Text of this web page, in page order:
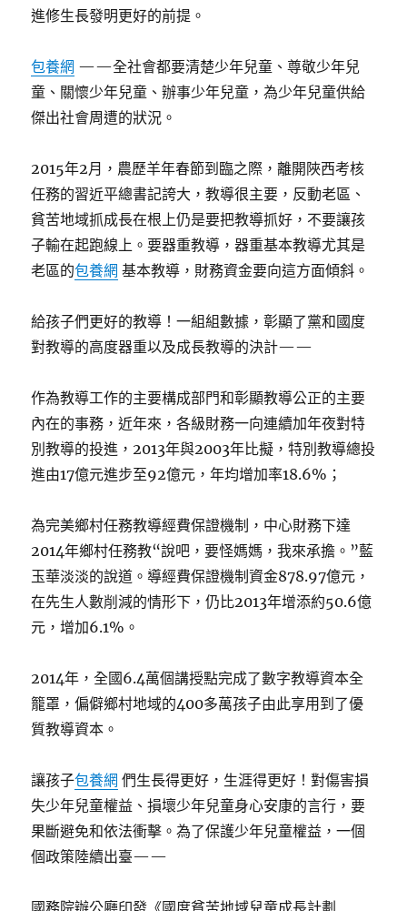
進修生長發明更好的前提。
包養網 ——全社會都要清楚少年兒童、尊敬少年兒
童、關懷少年兒童、辦事少年兒童，為少年兒童供給
傑出社會周遭的狀況。
2015年2月，農歷羊年春節到臨之際，離開陜西考核
任務的習近平總書記誇大，教導很主要，反動老區、
貧苦地域抓成長在根上仍是要把教導抓好，不要讓孩
子輸在起跑線上。要器重教導，器重基本教導尤其是
老區的包養網 基本教導，財務資金要向這方面傾斜。
給孩子們更好的教導！一組組數據，彰顯了黨和國度
對教導的高度器重以及成長教導的決計——
作為教導工作的主要構成部門和彰顯教導公正的主要
內在的事務，近年來，各級財務一向連續加年夜對特
別教導的投進，2013年與2003年比擬，特別教導總投
進由17億元進步至92億元，年均增加率18.6%；
為完美鄉村任務教導經費保證機制，中心財務下達
2014年鄉村任務教“說吧，要怪媽媽，我來承擔。”藍
玉華淡淡的說道。導經費保證機制資金878.97億元，
在先生人數削減的情形下，仍比2013年增添約50.6億
元，增加6.1%。
2014年，全國6.4萬個講授點完成了數字教導資本全
籠罩，偏僻鄉村地域的400多萬孩子由此享用到了優
質教導資本。
讓孩子包養網 們生長得更好，生涯得更好！對傷害損
失少年兒童權益、損壞少年兒童身心安康的言行，要
果斷避免和依法衝擊。為了保護少年兒童權益，一個
個政策陸續出臺——
國務院辦公廳印發《國度貧苦地域兒童成長計劃